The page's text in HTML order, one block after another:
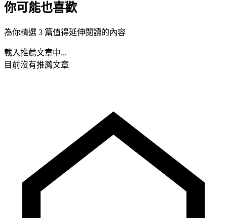
你可能也喜歡
為你精選 3 篇值得延伸閱讀的內容
載入推薦文章中...
目前沒有推薦文章